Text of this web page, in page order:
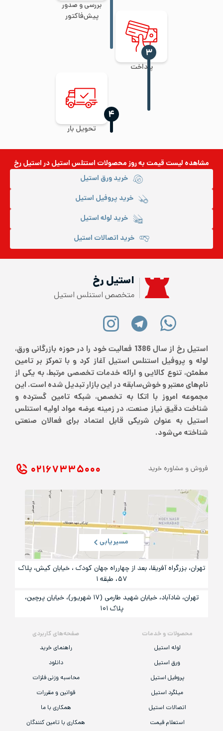
بررسی و صدور
پیش‌فاکتور
پرداخت
‍۳
تحویل بار
‍۴
مشاهده لیست قیمت به روزمحصولات استنلس استیلدر استیل رخ
خرید ورق استیل
خرید پروفیل استیل
خرید لوله استیل
خرید اتصالات استیل
استیل رخ
متخصص استنلس استیل
استیل رخ از سال 1386 فعالیت خود را در حوزه بازرگانی ورق،
لوله و پروفیل استنلس استیل آغاز کرد و با تمرکز بر تامین
مطمئن، تنوع کالایی و ارائه خدمات تخصصی مرتبط، به یکی از
نام‌های معتبر و خوش‌سابقه در این بازار تبدیل شده است. این
مجموعه امروز با اتکا به تخصص، شبکه تامین گسترده و
شناخت دقیق نیاز صنعت، در زمینه عرضه مواد اولیه استنلس
استیل به عنوان شریکی قابل اعتماد برای فعالان صنعتی
شناخته می‌شود.
محصولات و خدمات
لوله استیل
ورق استیل
پروفیل استیل
میلگرد استیل
اتصالات استیل
استعلام قیمت
صفحه‌های کاربردی
راهنمای خرید
دانلود
محاسبه وزنی فلزات
قوانین و مقررات
همکاری با ما
همکاری با تامین کنندگان
فروش و مشاوره خرید ۰۲۱ ۶۷۳۳۵۰۰۰
مسیریابی
تهران، بزرگراه آفریقا، بعد از چهارراه جهان کودک ، خیابان کیش، پلاک
۵۷، طبقه ۱
تهران، شادآباد، خیابان شهید طارمی (۱۷ شهریور)، خیایان پرچین،
پلاک ۱۰۱